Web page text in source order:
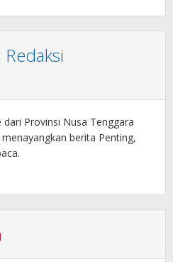
Redaksi
Provinsi Nusa Tenggara
berita Penting,